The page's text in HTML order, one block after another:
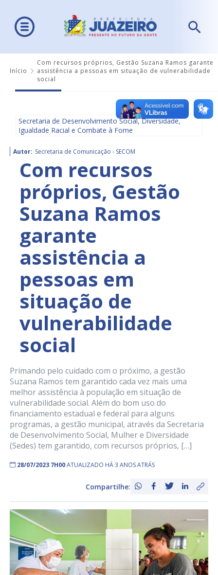
Início
Com recursos próprios, Gestão Suzana Ramos garante
assistência a pessoas em situação de vulnerabilidade
social
Secretaria de Desenvolvimento Social, Diversidade,
Igualdade Racial e Combate à Fome
Autor: Secretaria de Comunicação - SECOM
Com recursos
próprios, Gestão
Suzana Ramos
garante
assistência a
pessoas em
situação de
vulnerabilidade
social
Primando pelo cuidado com o próximo, a gestão
Suzana Ramos tem garantido cada vez mais uma
melhor assistência à população em situação de
vulnerabilidade social. Além do bom uso do
financiamento estadual e federal para alguns
programas, a gestão municipal, através da Secretaria
de Desenvolvimento Social, Mulher e Diversidade
(Sedes) tem garantido, com recursos próprios, […]
28/07/2023 7H00ATUALIZADO HÁ 3 ANOS ATRÁS
Compartilhe: